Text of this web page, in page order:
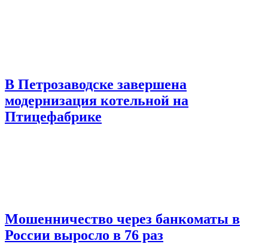
В Петрозаводске завершена
модернизация котельной на
Птицефабрике
Мошенничество через банкоматы в
России выросло в 76 раз